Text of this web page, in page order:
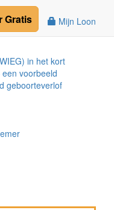
Mijn Loon
Gratis
in het kort
voorbeeld
geboorteverlof